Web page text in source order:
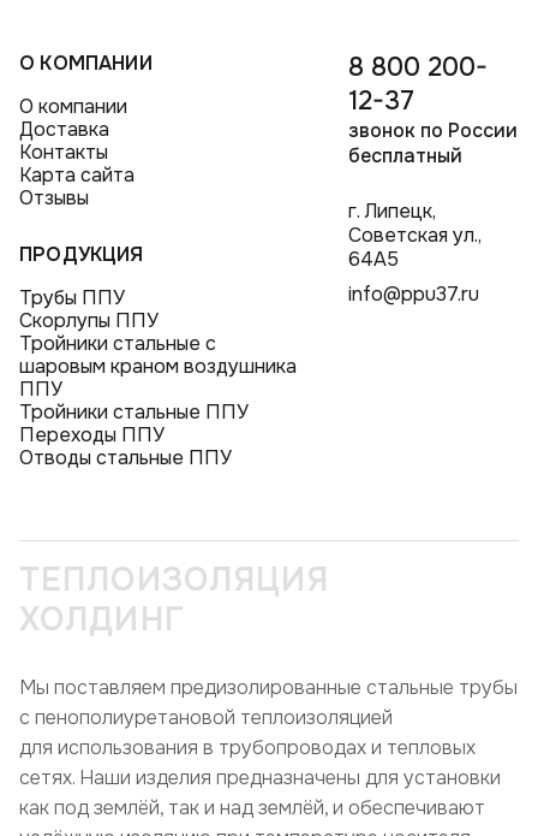
О КОМПАНИИ
О компании
Доставка
Контакты
Карта сайта
Отзывы
ПРОДУКЦИЯ
Трубы ППУ
Скорлупы ППУ
Тройники стальные с
шаровым краном воздушника
ППУ
Тройники стальные ППУ
Переходы ППУ
Отводы стальные ППУ
8 800 200-
12-37
звонок по России
бесплатный
г. Липецк,
Советская ул.,
64А5
info@ppu37.ru
ТЕПЛОИЗОЛЯЦИЯ
ХОЛДИНГ
Мы поставляем предизолированные стальные трубы
с пенополиуретановой теплоизоляцией
для использования в трубопроводах и тепловых
сетях. Наши изделия предназначены для установки
как под землёй, так и над землёй, и обеспечивают